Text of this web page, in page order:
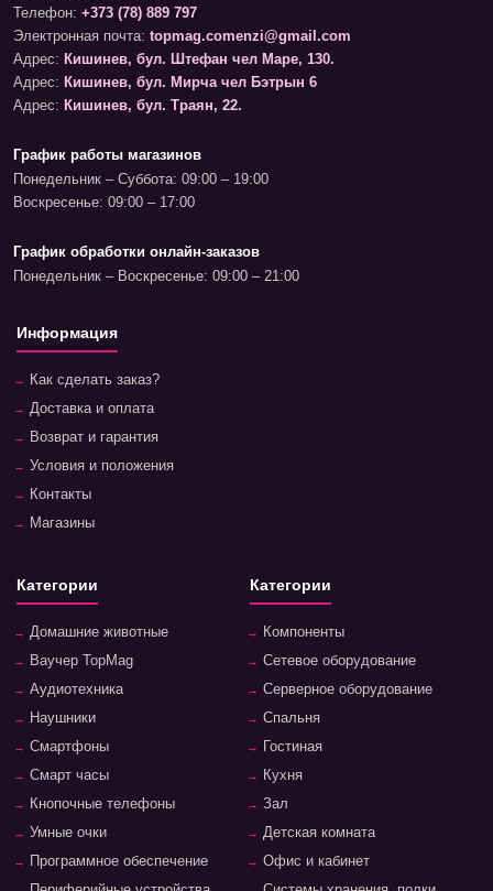
Телефон: +373 (78) 889 797
Электронная почта: topmag.comenzi@gmail.com
Адрес: Кишинев, бул. Штефан чел Маре, 130.
Адрес: Кишинев, бул. Мирча чел Бэтрын 6
Адрес: Кишинев, бул. Траян, 22.
График работы магазинов
Понедельник – Суббота: 09:00 – 19:00
Воскресенье: 09:00 – 17:00
График обработки онлайн-заказов
Понедельник – Воскресенье: 09:00 – 21:00
Информация
Как сделать заказ?
Доставка и оплата
Возврат и гарантия
Условия и положения
Контакты
Магазины
Категории
Домашние животные
Ваучер TopMag
Аудиотехника
Наушники
Смартфоны
Смарт часы
Кнопочные телефоны
Умные очки
Программное обеспечение
Категории
Компоненты
Сетевое оборудование
Серверное оборудование
Спальня
Гостиная
Кухня
Зал
Детская комната
Офис и кабинет